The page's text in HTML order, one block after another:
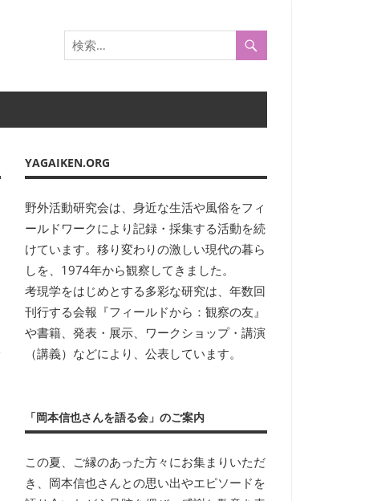
YAGAIKEN.ORG
野外活動研究会は、身近な生活や風俗をフィ
ールドワークにより記録・採集する活動を続
けています。移り変わりの激しい現代の暮ら
しを、1974年から観察してきました。
考現学をはじめとする多彩な研究は、年数回
刊行する会報『フィールドから：観察の友』
や書籍、発表・展示、ワークショップ・講演
（講義）などにより、公表しています。
「岡本信也さんを語る会」のご案内
この夏、ご縁のあった方々にお集まりいただ
き、岡本信也さんとの思い出やエピソードを